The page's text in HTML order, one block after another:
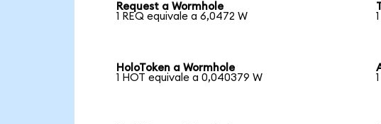
Request a Wormhole
1 REQ equivale a 6,0472 W
HoloToken a Wormhole
1 HOT equivale a 0,040379 W